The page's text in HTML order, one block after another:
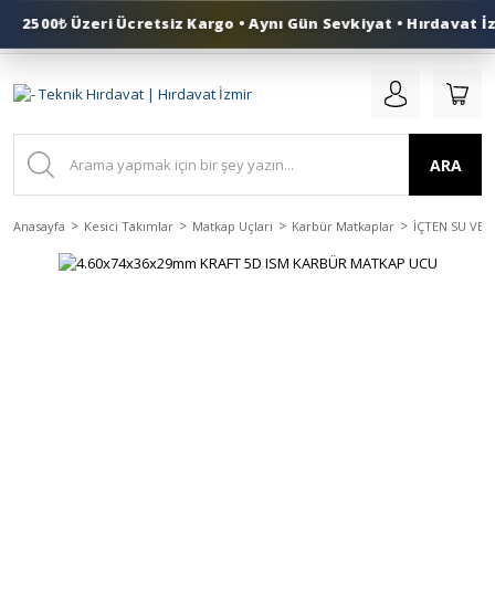
0 (553) 324 41 50
ARA
Anasayfa Kesici Takımlar Matkap Uçları Karbür Matkaplar İÇTEN SU
2500₺ Üzeri Ücretsiz Kargo • Aynı Gün Sevkiyat • Hırdavat